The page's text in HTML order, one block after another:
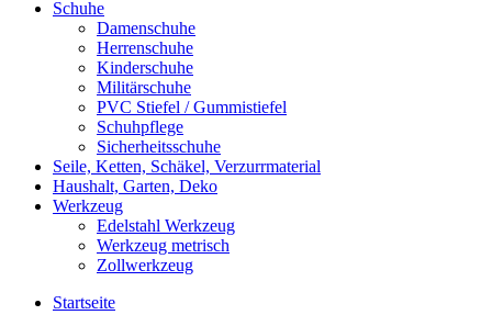
Schuhe
Damenschuhe
Herrenschuhe
Kinderschuhe
Militärschuhe
PVC Stiefel / Gummistiefel
Schuhpflege
Sicherheitsschuhe
Seile, Ketten, Schäkel, Verzurrmaterial
Haushalt, Garten, Deko
Werkzeug
Edelstahl Werkzeug
Werkzeug metrisch
Zollwerkzeug
Startseite